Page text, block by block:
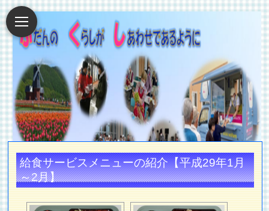
給食サービスメニューの紹介【平成29年1月
～2月】